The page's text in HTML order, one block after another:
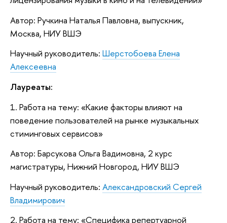
Автор: Ручкина Наталья Павловна, выпускник,
Москва, НИУ ВШЭ
Научный руководитель: Шерстобоева Елена
Алексеевна
Лауреаты:
1. Работа на тему: «Какие факторы влияют на
поведение пользователей на рынке музыкальных
стиминговых сервисов»
Автор: Барсукова Ольга Вадимовна, 2 курс
магистратуры, Нижний Новгород, НИУ ВШЭ
Научный руководитель: Александровский Сергей
Владимирович
2. Работа на тему: «Специфика репертуарной